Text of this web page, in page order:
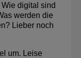
digital sind
werden die
Lieber noch
um. Leise